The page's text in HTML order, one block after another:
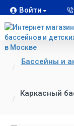
Войти
Бассейны и
Каркасный